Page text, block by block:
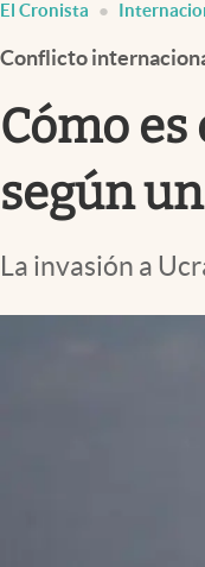
Infotechnology
Clase
Clima
Mundial 2026
Eventos Corporativos
El Cronista
Conflicto
Cómo
según
La invasión a